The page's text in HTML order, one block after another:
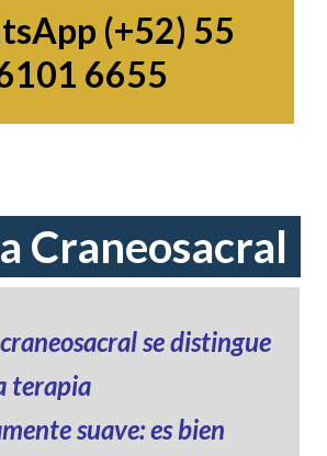
(+52) 55
6655
Craneosacral
se distingue
terapia
suave: es bien